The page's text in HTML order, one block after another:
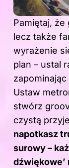
Pamiętaj,
lecz także
wyrażenie
plan – ustal
Ustaw
stwórz
czystą
napotkasz
surowy –
dźwiękowe’